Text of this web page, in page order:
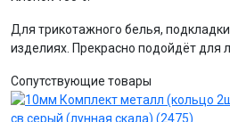
Для трикотажного белья, подкладки
изделиях. Прекрасно подойдёт для
Сопутствующие товары